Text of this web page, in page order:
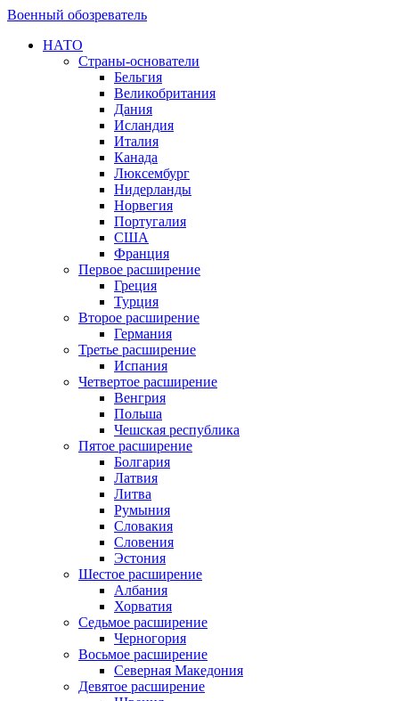
Военный обозреватель
НАТО
Страны-основатели
Бельгия
Великобритания
Дания
Исландия
Италия
Канада
Люксембург
Нидерланды
Норвегия
Португалия
США
Франция
Первое расширение
Греция
Турция
Второе расширение
Германия
Третье расширение
Испания
Четвертое расширение
Венгрия
Польша
Чешская республика
Пятое расширение
Болгария
Латвия
Литва
Румыния
Словакия
Словения
Эстония
Шестое расширение
Албания
Хорватия
Седьмое расширение
Черногория
Восьмое расширение
Северная Македония
Девятое расширение